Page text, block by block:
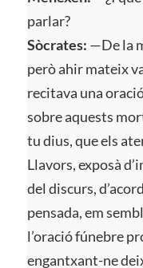
parlar?
Sòcrates: —De la
però ahir mateix
recitava una
sobre aquests
tu dius, que els
Llavors, exposà
del discurs,
pensada, em
l’oració fúnebre
engantxant-ne